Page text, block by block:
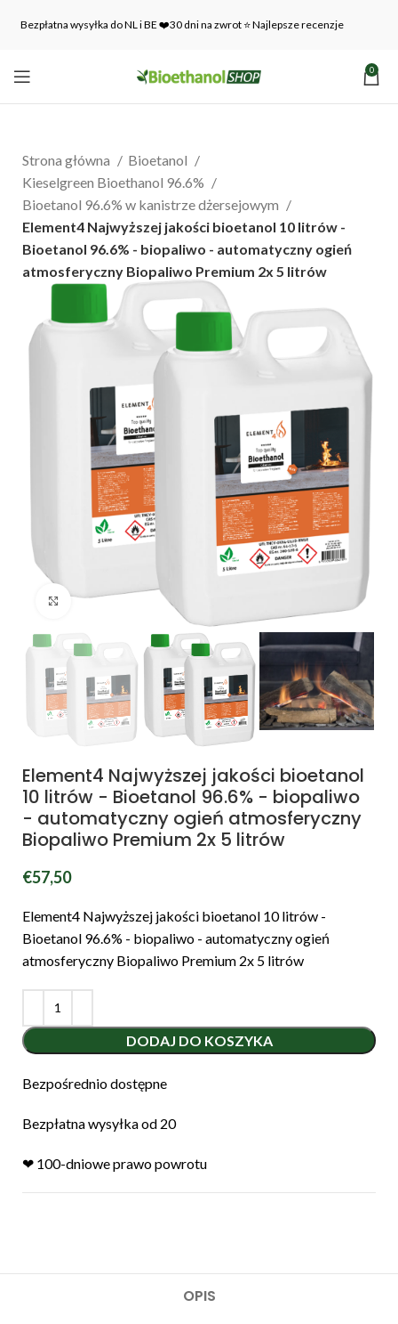
Bezpłatna wysyłka do NL i BE ❤️30 dni na zwrot ⭐ Najlepsze recenzje
0
Strona główna
Bioetanol
Kieselgreen Bioethanol 96.6%
Bioetanol 96.6% w kanistrze dżersejowym
Element4 Najwyższej jakości bioetanol 10 litrów -
Bioetanol 96.6% - biopaliwo - automatyczny ogień
atmosferyczny Biopaliwo Premium 2x 5 litrów
Kliknij, aby powiększyć
Element4 Najwyższej jakości bioetanol
10 litrów - Bioetanol 96.6% - biopaliwo
- automatyczny ogień atmosferyczny
Biopaliwo Premium 2x 5 litrów
€57,50
Element4 Najwyższej jakości bioetanol 10 litrów -
Bioetanol 96.6% - biopaliwo - automatyczny ogień
atmosferyczny Biopaliwo Premium 2x 5 litrów
DODAJ DO KOSZYKA
Bezpośrednio dostępne
Bezpłatna wysyłka od 20
❤︎ 100-dniowe prawo powrotu
OPIS